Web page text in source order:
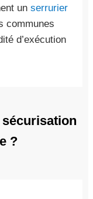
un serrurier
communes
d’exécution
?